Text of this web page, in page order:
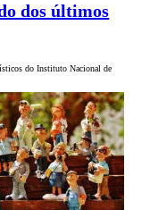
dos últimos
do Instituto Nacional de